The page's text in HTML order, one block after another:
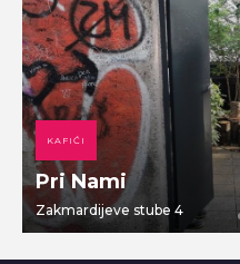
KAFIĆI
Pri Nami
Zakmardijeve stube 4